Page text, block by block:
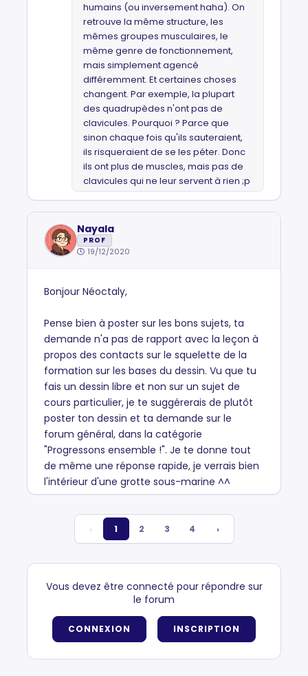
humains (ou inversement haha). On
retrouve la même structure, les
mêmes groupes musculaires, le
même genre de fonctionnement,
mais simplement agencé
différemment. Et certaines choses
changent. Par exemple, la plupart
des quadrupèdes n'ont pas de
clavicules. Pourquoi ? Parce que
sinon chaque fois qu'ils sauteraient,
ils risqueraient de se les péter. Donc
ils ont plus de muscles, mais pas de
clavicules qui ne leur servent à rien ;p
Nayala
PROF
19/12/2020
Bonjour Néoctaly,
Pense bien à poster sur les bons sujets, ta
demande n'a pas de rapport avec la leçon à
propos des contacts sur le squelette de la
formation sur les bases du dessin. Vu que tu
fais un dessin libre et non sur un sujet de
cours particulier, je te suggérerais de plutôt
poster ton dessin et ta demande sur le
forum général, dans la catégorie
"Progressons ensemble !". Je te donne tout
de même une réponse rapide, je verrais bien
l'intérieur d'une grotte sous-marine ^^
‹ 1 2 3 4 ›
Vous devez être connecté pour répondre sur
le forum
CONNEXION INSCRIPTION